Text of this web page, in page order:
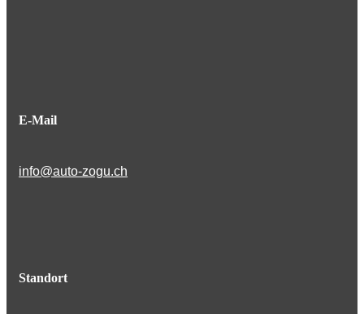
E-Mail
info@auto-zogu.ch
Standort